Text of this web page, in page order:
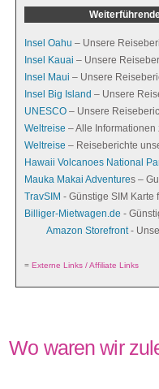
Insel Oahu – Unsere
Insel Kauai – Unsere
Insel Maui – Unsere
Insel Big Island – Unsere
UNESCO – Unsere
Weltreise – Alle
Weltreise – Reiseberichte
Hawaii Volcanoes National
Mauka Makai Adventures –
TravSIM - Günstige SIM Karte
Billiger-Mietwagen.de -
Amazon Storefront-
= Externe Links / Affiliate Links
Wo waren wir